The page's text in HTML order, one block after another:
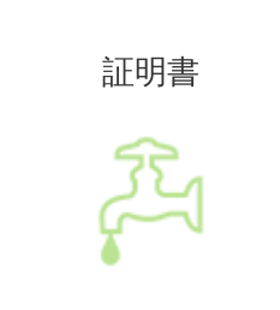
証明書